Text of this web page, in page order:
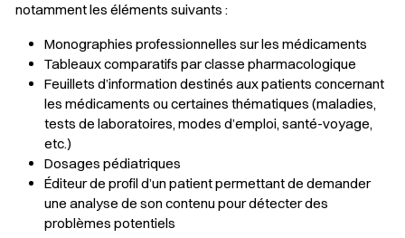
notamment les éléments suivants :
Monographies professionnelles sur les médicaments
Tableaux comparatifs par classe pharmacologique
Feuillets d’information destinés aux patients concernant
les médicaments ou certaines thématiques (maladies,
tests de laboratoires, modes d’emploi, santé-voyage,
etc.)
Dosages pédiatriques
Éditeur de profil d’un patient permettant de demander
une analyse de son contenu pour détecter des
problèmes potentiels